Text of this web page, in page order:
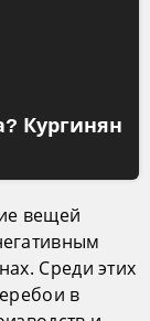
Кургинян
вещей
Среди этих
в